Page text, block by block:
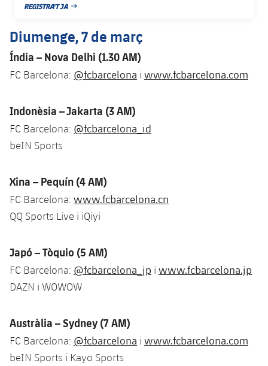
REGISTRA'T JA
DATA DE PUBLICACIÓ
Diumenge, 7 de març
Índia – Nova Delhi (1.30 AM)
FC Barcelona: @fcbarcelona i www.fcbarcelona.com
Indonèsia – Jakarta (3 AM)
FC Barcelona: @fcbarcelona_id
beIN Sports
Xina – Pequín (4 AM)
FC Barcelona: www.fcbarcelona.cn
QQ Sports Live i iQiyi
Japó – Tòquio (5 AM)
FC Barcelona: @fcbarcelona_jp i www.fcbarcelona.jp
DAZN i WOWOW
Austràlia – Sydney (7 AM)
FC Barcelona: @fcbarcelona i www.fcbarcelona.com
beIN Sports i Kayo Sports